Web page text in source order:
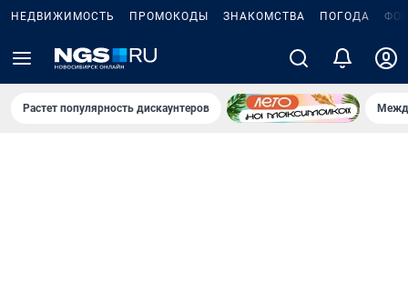
НЕДВИЖИМОСТЬ ПРОМОКОДЫ ЗНАКОМСТВА ПОГОДА
Растет популярность дискаунтеров